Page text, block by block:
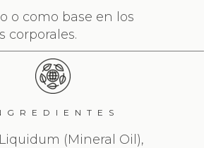
o como base en los
corporales.
(Mineral Oil),